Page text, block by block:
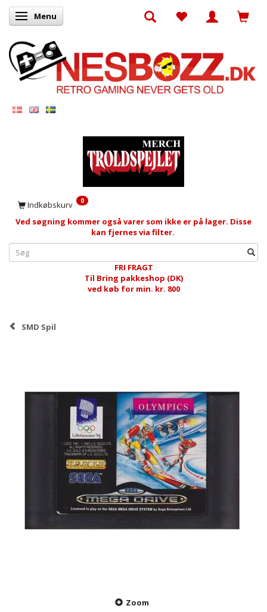
Skifte navigation
Menu
Indkøbskurv 0
Ved søgning kommer også varer som ikke er på lager. Disse
kan fjernes via filter.
FRI FRAGT
Til Bring pakkeshop (DK)
ved køb for min. kr. 800
SMD Spil
Zoom